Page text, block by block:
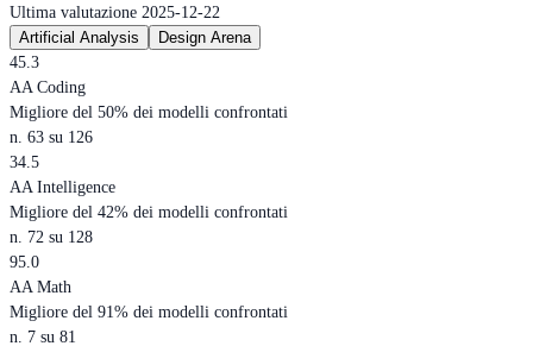
Ultima valutazione 2025-12-22
Artificial Analysis
Design Arena
45.3
AA Coding
Migliore del 50% dei modelli confrontati
n. 63 su 126
34.5
AA Intelligence
Migliore del 42% dei modelli confrontati
n. 72 su 128
95.0
AA Math
Migliore del 91% dei modelli confrontati
n. 7 su 81